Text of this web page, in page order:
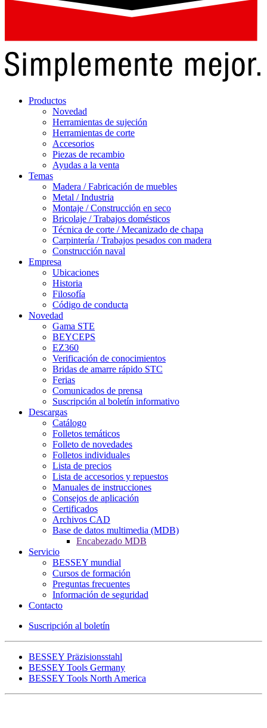
Productos
Novedad
Herramientas de sujeción
Herramientas de corte
Accesorios
Piezas de recambio
Ayudas a la venta
Temas
Madera / Fabricación de muebles
Metal / Industria
Montaje / Construcción en seco
Bricolaje / Trabajos domésticos
Técnica de corte / Mecanizado de chapa
Carpintería / Trabajos pesados con madera
Construcción naval
Empresa
Ubicaciones
Historia
Filosofía
Código de conducta
Novedad
Gama STE
BEYCEPS
EZ360
Verificación de conocimientos
Bridas de amarre rápido STC
Ferias
Comunicados de prensa
Suscripción al boletín informativo
Descargas
Catálogo
Folletos temáticos
Folleto de novedades
Folletos individuales
Lista de precios
Lista de accesorios y repuestos
Manuales de instrucciones
Consejos de aplicación
Certificados
Archivos CAD
Base de datos multimedia (MDB)
Encabezado MDB
Servicio
BESSEY mundial
Cursos de formación
Preguntas frecuentes
Información de seguridad
Contacto
Suscripción al boletín
BESSEY Präzisionsstahl
BESSEY Tools Germany
BESSEY Tools North America